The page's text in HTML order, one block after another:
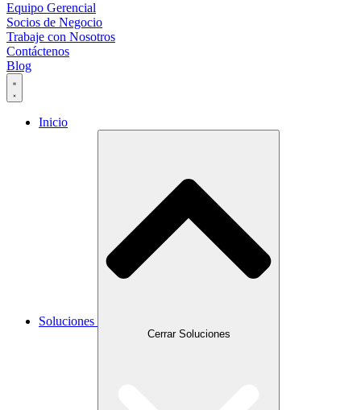
Equipo Gerencial
Socios de Negocio
Trabaje con Nosotros
Contáctenos
Blog
Inicio
Soluciones
Cerrar Soluciones